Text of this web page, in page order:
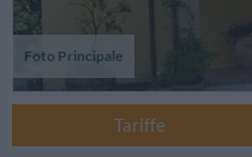
Foto Principale
Tariffe